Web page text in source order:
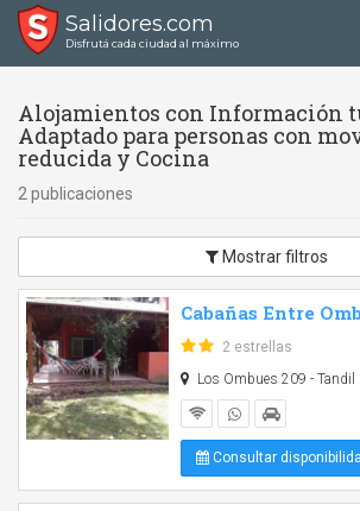
Salidores.com
Disfrutá cada ciudad al máximo
Alojamientos con Información
Adaptado para personas con
reducida y Cocina
2 publicaciones
Mostrar filtros
Cabañas Entre
2 estrellas
Los Ombues 209 - Tandil
Consultar